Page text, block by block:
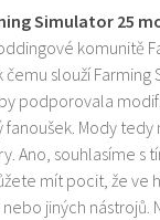
Simulator 25
komunitě
čemu slouží Farming
podporovala
fanoušek. Mody
Ano, souhlasíme s
mít pocit, že ve
jiných nástrojů.